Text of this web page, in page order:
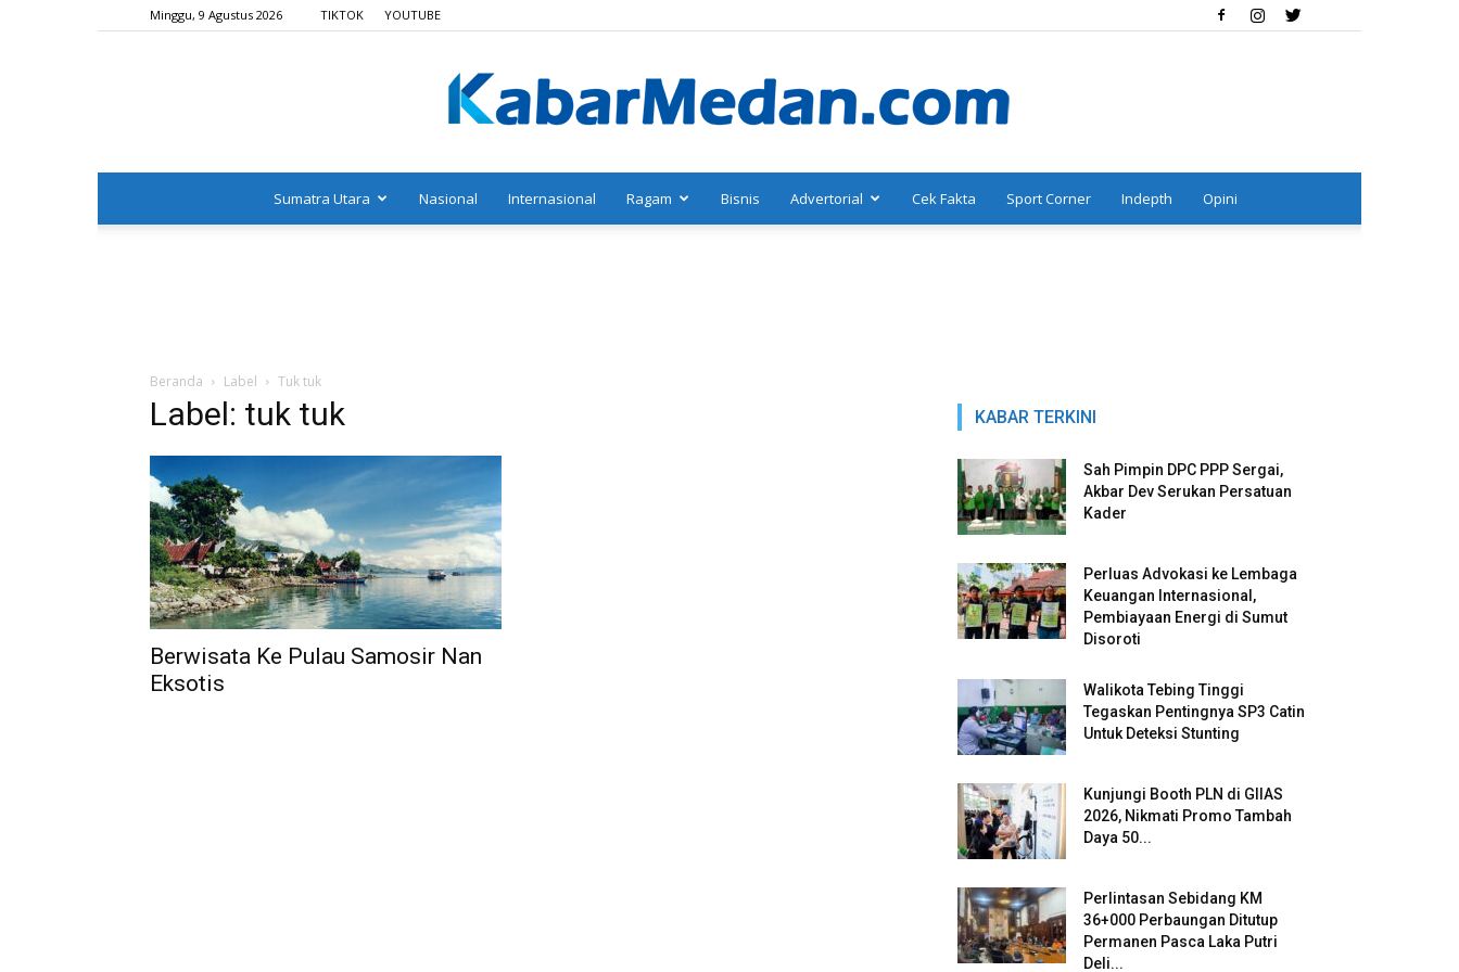
Minggu, 9 Agustus 2026 TIKTOK YOUTUBE
Sumatra Utara Nasional Internasional Ragam Bisnis Advertorial Cek Fakta Sport Corner Indepth Opini
Beranda Label Tuk tuk
Label: tuk tuk
Berwisata Ke Pulau Samosir Nan
Eksotis
KABAR TERKINI
Sah Pimpin DPC PPP Sergai,
Akbar Dev Serukan Persatuan
Kader
Perluas Advokasi ke Lembaga
Keuangan Internasional,
Pembiayaan Energi di Sumut
Disoroti
Walikota Tebing Tinggi
Tegaskan Pentingnya SP3 Catin
Untuk Deteksi Stunting
Kunjungi Booth PLN di GIIAS
2026, Nikmati Promo Tambah
Daya 50...
Perlintasan Sebidang KM
36+000 Perbaungan Ditutup
Permanen Pasca Laka Putri
Deli...